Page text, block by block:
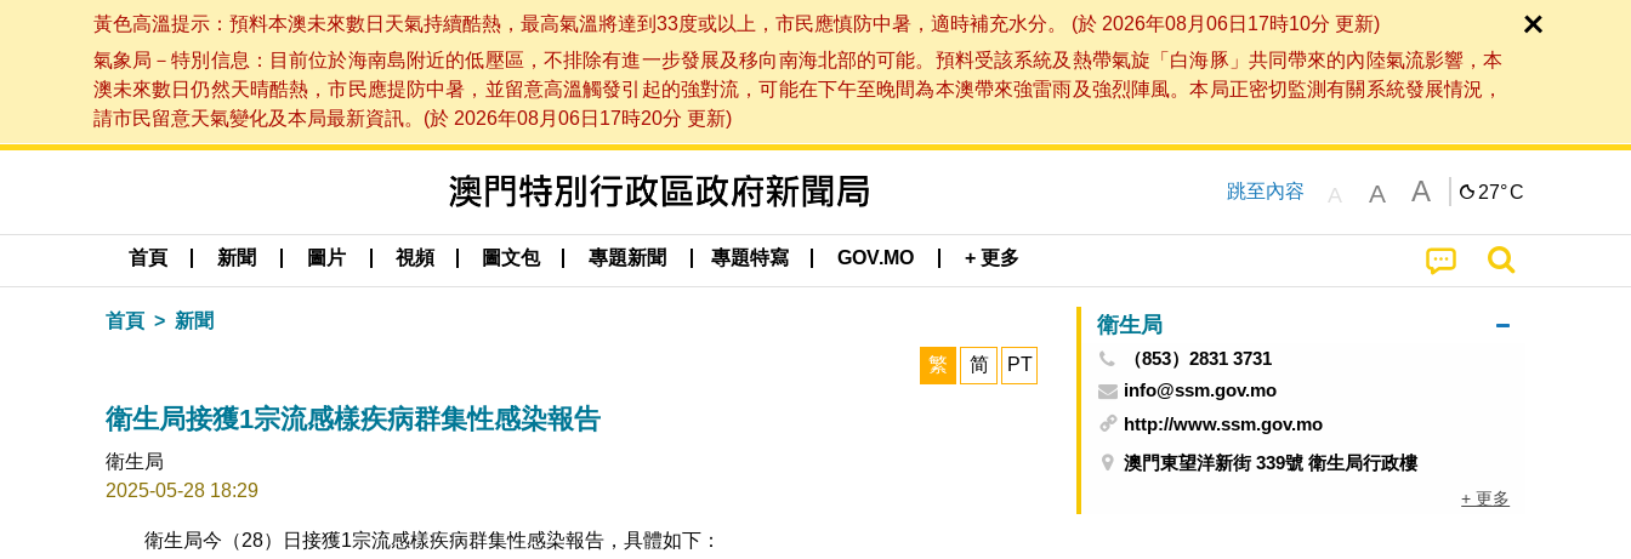
黃色高溫提示：預料本澳未來數日天氣持續酷熱，最高氣溫將達到33度或以上，市民應慎防中暑，適時補充水分。 (於 2026年08月06日17時10分 更新)
氣象局－特別信息：目前位於海南島附近的低壓區，不排除有進一步發展及移向南海北部的可能。預料受該系統及熱帶氣旋「白海豚」共同帶來的內陸氣流影響，本
澳未來數日仍然天晴酷熱，市民應提防中暑，並留意高溫觸發引起的強對流，可能在下午至晚間為本澳帶來強雷雨及強烈陣風。本局正密切監測有關系統發展情況，
請市民留意天氣變化及本局最新資訊。(於 2026年08月06日17時20分 更新)
跳至內容 A A A 27°C
首頁 新聞 圖片 視頻 圖文包 專題新聞 專題特寫 GOV.MO + 更多
首頁 新聞
繁 简 PT
衛生局接獲1宗流感樣疾病群集性感染報告
衛生局
2025-05-28 18:29
衛生局今（28）日接獲1宗流感樣疾病群集性感染報告，具體如下：
衛生局
（853）2831 3731
info@ssm.gov.mo
http://www.ssm.gov.mo
澳門東望洋新街 339號 衛生局行政樓
+ 更多